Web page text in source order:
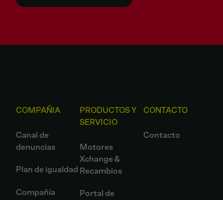
COMPAÑIA
Canal de
denuncias
Plan de igualdad
Compañía
PRODUCTOS Y
SERVICIO
Motores
Xchange &
Recambios
Portal de
CONTACTO
Contacto